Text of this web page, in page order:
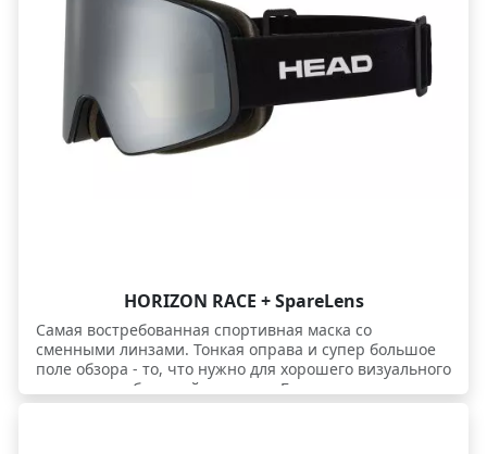
HORIZON RACE + SpareLens
Самая востребованная спортивная маска со
сменными линзами. Тонкая оправа и супер большое
поле обзора - то, что нужно для хорошего визуального
контроля на большой скорости. Благодаря
конструкции оправы, поле видимости горизонта